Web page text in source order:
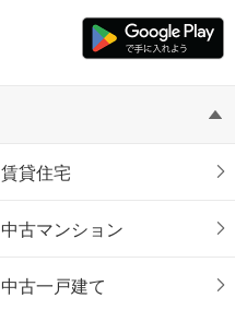
賃貸住宅
中古マンション
中古一戸建て